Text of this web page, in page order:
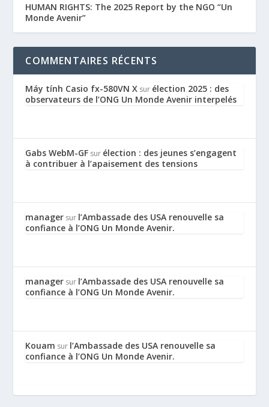
HUMAN RIGHTS: The 2025 Report by the NGO “Un
Monde Avenir”
COMMENTAIRES RÉCENTS
Máy tính Casio fx-580VN X sur élection 2025 : des
observateurs de l’ONG Un Monde Avenir interpelés
Gabs WebM-GF sur élection : des jeunes s’engagent
à contribuer à l’apaisement des tensions
manager sur l’Ambassade des USA renouvelle sa
confiance à l’ONG Un Monde Avenir.
manager sur l’Ambassade des USA renouvelle sa
confiance à l’ONG Un Monde Avenir.
Kouam sur l’Ambassade des USA renouvelle sa
confiance à l’ONG Un Monde Avenir.